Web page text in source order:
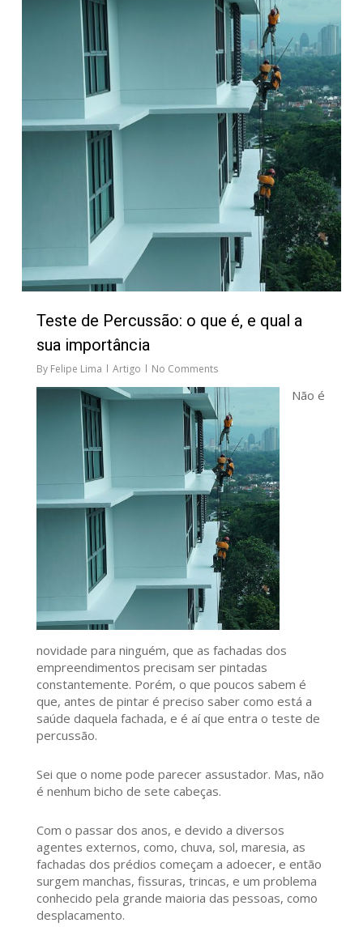
Teste de Percussão: o que é, e qual a
sua importância
By Felipe Lima Artigo No Comments
Não é
novidade para ninguém, que as fachadas dos
empreendimentos precisam ser pintadas
constantemente. Porém, o que poucos sabem é
que, antes de pintar é preciso saber como está a
saúde daquela fachada, e é aí que entra o teste de
percussão.
Sei que o nome pode parecer assustador. Mas, não
é nenhum bicho de sete cabeças.
Com o passar dos anos, e devido a diversos
agentes externos, como, chuva, sol, maresia, as
fachadas dos prédios começam a adoecer, e então
surgem manchas, fissuras, trincas, e um problema
conhecido pela grande maioria das pessoas, como
desplacamento.